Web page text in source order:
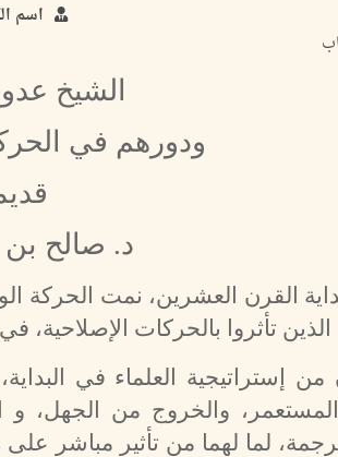
اسم
الشيخ
ودورهم في
د. صالح بن
القرن العشرين، نمت الحركة
الذين تأثروا بالحركات الإصلاحية،
من إستراتيجية العلماء في
المستعمر، والخروج من الجهل، و
لما لهما من تأثير مباشر